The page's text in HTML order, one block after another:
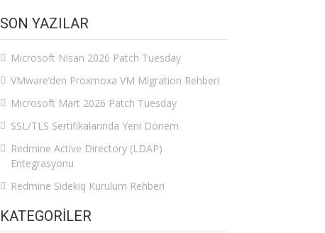
SON YAZILAR
Microsoft Nisan 2026 Patch Tuesday
VMware’den Proxmoxa VM Migration Rehberi
Microsoft Mart 2026 Patch Tuesday
SSL/TLS Sertifikalarında Yeni Dönem
Redmine Active Directory (LDAP)
Entegrasyonu
Redmine Sidekiq Kurulum Rehberi
KATEGORILER